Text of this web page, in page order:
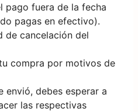
pago fuera de la fecha
pagas en efectivo).
de cancelación del
compra por motivos de
envió, debes esperar a
las respectivas